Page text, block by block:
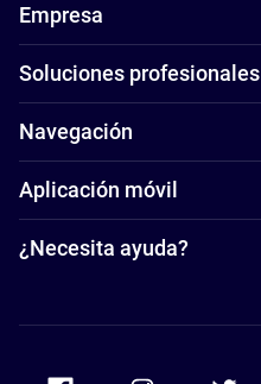
Empresa
Soluciones profesionales
Navegación
Aplicación móvil
¿Necesita ayuda?